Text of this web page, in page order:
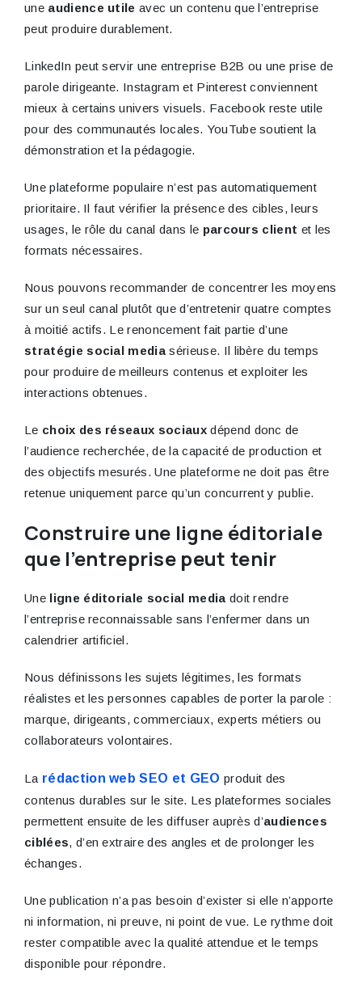
une audience utile avec un contenu que l’entreprise
peut produire durablement.
LinkedIn peut servir une entreprise B2B ou une prise de
parole dirigeante. Instagram et Pinterest conviennent
mieux à certains univers visuels. Facebook reste utile
pour des communautés locales. YouTube soutient la
démonstration et la pédagogie.
Une plateforme populaire n’est pas automatiquement
prioritaire. Il faut vérifier la présence des cibles, leurs
usages, le rôle du canal dans le parcours client et les
formats nécessaires.
Nous pouvons recommander de concentrer les moyens
sur un seul canal plutôt que d’entretenir quatre comptes
à moitié actifs. Le renoncement fait partie d’une
stratégie social media sérieuse. Il libère du temps
pour produire de meilleurs contenus et exploiter les
interactions obtenues.
Le choix des réseaux sociauxdépend donc de
l’audience recherchée, de la capacité de production et
des objectifs mesurés. Une plateforme ne doit pas être
retenue uniquement parce qu’un concurrent y publie.
Construire une ligne éditoriale
que l’entreprise peut tenir
Une ligne éditoriale social media doit rendre
l’entreprise reconnaissable sans l’enfermer dans un
calendrier artificiel.
Nous définissons les sujets légitimes, les formats
réalistes et les personnes capables de porter la parole :
marque, dirigeants, commerciaux, experts métiers ou
collaborateurs volontaires.
La rédaction web SEO et GEO produit des
contenus durables sur le site. Les plateformes sociales
permettent ensuite de les diffuser auprès d’audiences
ciblées, d’en extraire des angles et de prolonger les
échanges.
Une publication n’a pas besoin d’exister si elle n’apporte
ni information, ni preuve, ni point de vue. Le rythme doit
rester compatible avec la qualité attendue et le temps
disponible pour répondre.